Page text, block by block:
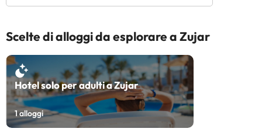
Scelte di alloggi da esplorare a Zujar
Hotel solo per adulti a Zujar
1alloggi